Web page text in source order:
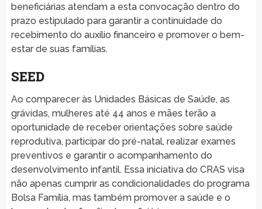
beneficiárias atendam a esta convocação dentro do
prazo estipulado para garantir a continuidade do
recebimento do auxílio financeiro e promover o bem-
estar de suas famílias.
SEED
Ao comparecer às Unidades Básicas de Saúde, as
grávidas, mulheres até 44 anos e mães terão a
oportunidade de receber orientações sobre saúde
reprodutiva, participar do pré-natal, realizar exames
preventivos e garantir o acompanhamento do
desenvolvimento infantil. Essa iniciativa do CRAS visa
não apenas cumprir as condicionalidades do programa
Bolsa Família, mas também promover a saúde e o